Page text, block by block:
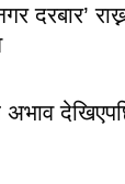
दरबार’
अभाव